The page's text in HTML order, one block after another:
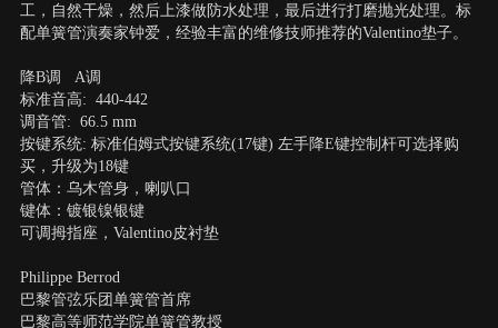
工，自然干燥，然后上漆做防水处理，最后进行打磨抛光处理。标
配单簧管演奏家钟爱，经验丰富的维修技师推荐的Valentino垫子。
降B调 A调
标准音高: 440-442
调音管: 66.5 mm
按键系统: 标准伯姆式按键系统(17键) 左手降E键控制杆可选择购
买，升级为18键
管体：乌木管身，喇叭口
键体：镀银镍银键
可调拇指座，Valentino皮衬垫
Philippe Berrod
巴黎管弦乐团单簧管首席
巴黎高等师范学院单簧管教授